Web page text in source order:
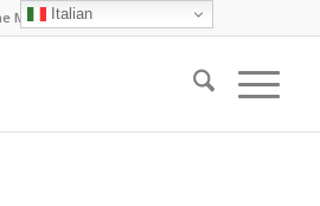
Matematica Italiana
Italian